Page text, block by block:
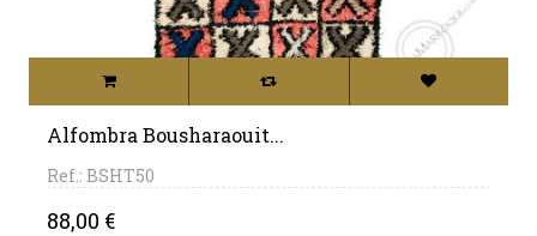
Alfombra Bousharaouit...
Ref.: BSHT50
Precio
88,00 €